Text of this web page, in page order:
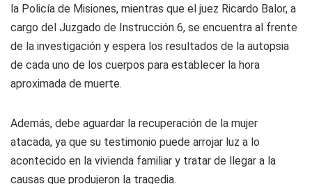
la Policía de Misiones, mientras que el juez Ricardo Balor, a
cargo del Juzgado de Instrucción 6, se encuentra al frente
de la investigación y espera los resultados de la autopsia
de cada uno de los cuerpos para establecer la hora
aproximada de muerte.
Además, debe aguardar la recuperación de la mujer
atacada, ya que su testimonio puede arrojar luz a lo
acontecido en la vivienda familiar y tratar de llegar a la
causas que produjeron la tragedia.